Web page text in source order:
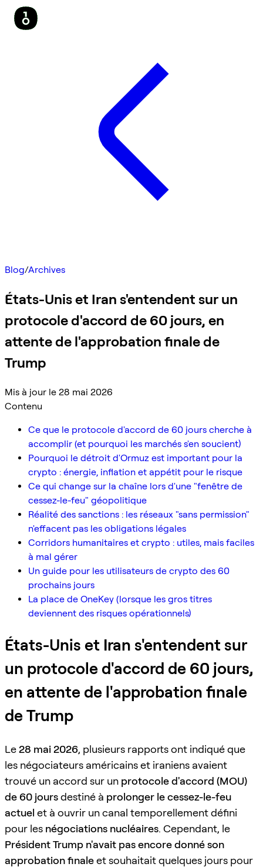
Blog/Archives
États-Unis et Iran s'entendent sur un
protocole d'accord de 60 jours, en
attente de l'approbation finale de
Trump
Mis à jour le 28 mai 2026
Contenu
Ce que le protocole d'accord de 60 jours cherche à
accomplir (et pourquoi les marchés s'en soucient)
Pourquoi le détroit d'Ormuz est important pour la
crypto : énergie, inflation et appétit pour le risque
Ce qui change sur la chaîne lors d'une "fenêtre de
cessez-le-feu" géopolitique
Réalité des sanctions : les réseaux "sans permission"
n'effacent pas les obligations légales
Corridors humanitaires et crypto : utiles, mais faciles
à mal gérer
Un guide pour les utilisateurs de crypto des 60
prochains jours
La place de OneKey (lorsque les gros titres
deviennent des risques opérationnels)
États-Unis et Iran s'entendent sur
un protocole d'accord de 60 jours,
en attente de l'approbation finale
de Trump
Le28 mai 2026, plusieurs rapports ont indiqué que
les négociateurs américains et iraniens avaient
trouvé un accord sur un protocole d'accord (MOU)
de 60 joursdestiné à prolonger le cessez-le-feu
actuel et à ouvrir un canal temporellement défini
pour les négociations nucléaires. Cependant, le
Président Trump n'avait pas encore donné son
approbation finaleet souhaitait quelques jours pour